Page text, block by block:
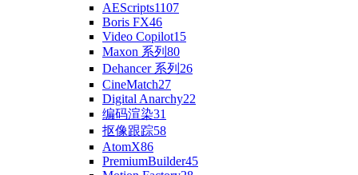
AEScripts1107
Boris FX46
Video Copilot15
Maxon 系列 80
Dehancer 系列 26
CineMatch27
Digital Anarchy22
编码渲染31
抠像跟踪58
AtomX86
PremiumBuilder45